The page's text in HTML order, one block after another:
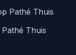
Pathé Thuis
Thuis